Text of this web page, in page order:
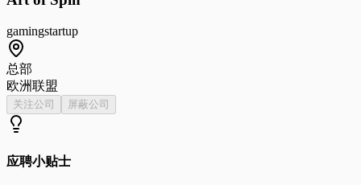
gamingstartup
总部
欧洲联盟
关注公司 屏蔽公司
应聘小贴士